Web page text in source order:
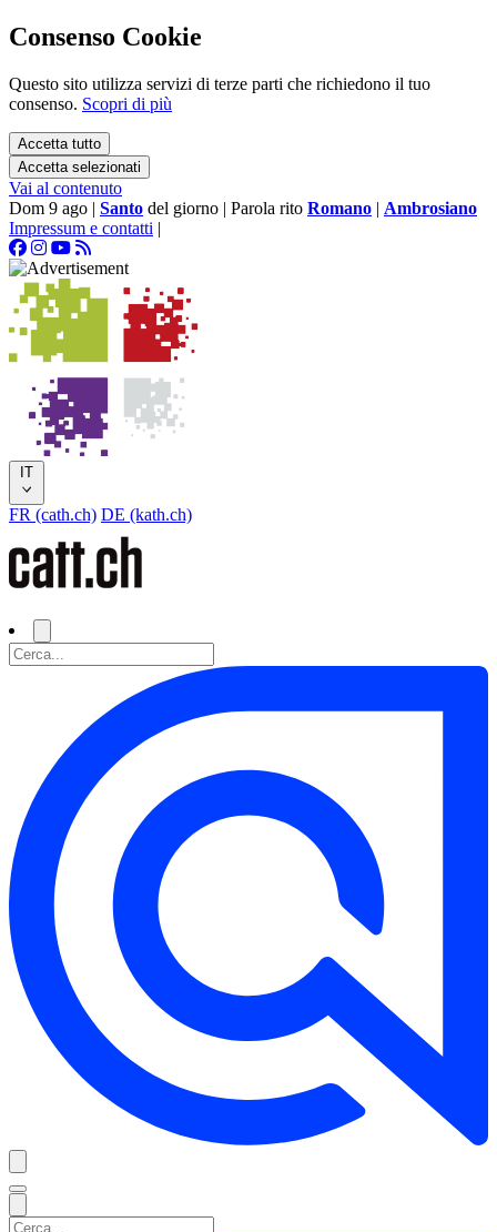
Consenso Cookie
Questo sito utilizza servizi di terze parti che richiedono il tuo
consenso. Scopri di più
Accetta tutto
Accetta selezionati
Vai al contenuto
Dom 9 ago | Santo del giorno | Parola rito Romano | Ambrosiano
Impressum e contatti |
IT
FR (cath.ch) DE (kath.ch)